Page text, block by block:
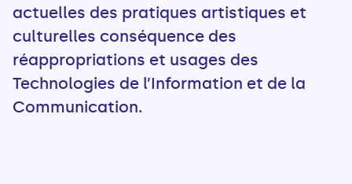
actuelles des pratiques artistiques et
culturelles conséquence des
réappropriations et usages des
Technologies de l’Information et de la
Communication.